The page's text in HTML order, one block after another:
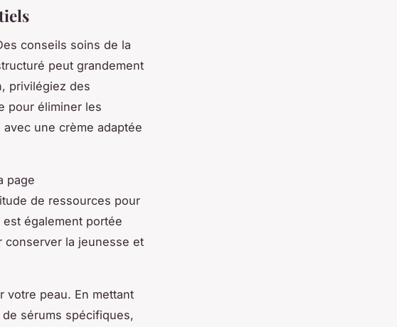
conseils soins de la
peut grandement
privilégiez des
pour éliminer les
une crème adaptée
page
de ressources pour
également portée
conserver la jeunesse et
votre peau. En mettant
sérums spécifiques,